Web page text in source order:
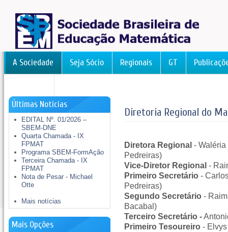
A Sociedade Seja Sócio Regionais GT
Últimas Notícias
EDITAL Nº. 01/2026 –
SBEM-DNE
Quarta Chamada - IX
FPMAT
Programa SBEM-FormAção
Terceira Chamada - IX
FPMAT
Nota de Pesar - Michael
Otte
Mais notícias
Mais Opções
Diretoria Regional do
Diretora Regional -
Pedreiras)
Vice-Diretor Regional -
Primeiro Secretário -
Pedreiras)
Segundo Secretário -
Bacabal)
Terceiro Secretário -
Primeiro Tesoureiro -